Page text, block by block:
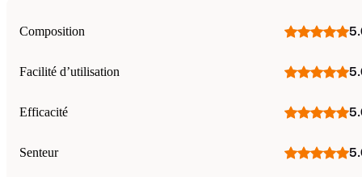
Composition
Facilité d’utilisation
Efficacité
Senteur